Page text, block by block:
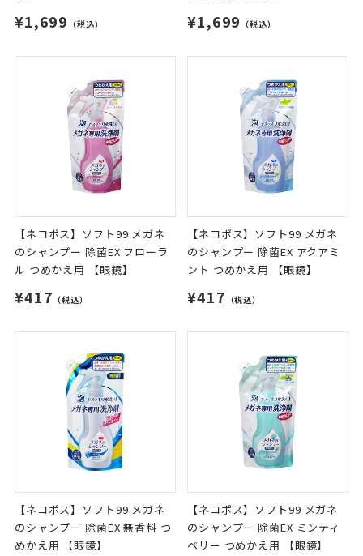
¥1,699 （税込） ¥1,699 （税込）
【ネコポス】ソフト99 メガネ
のシャンプー 除菌EX フローラ
ル つめかえ用 【眼鏡】
¥417 （税込）
【ネコポス】ソフト99 メガネ
のシャンプー 除菌EX アクアミ
ント つめかえ用 【眼鏡】
¥417 （税込）
【ネコポス】ソフト99 メガネ
のシャンプー 除菌EX 無香料 つ
めかえ用 【眼鏡】
【ネコポス】ソフト99 メガネ
のシャンプー 除菌EX ミンティ
ベリー つめかえ用 【眼鏡】